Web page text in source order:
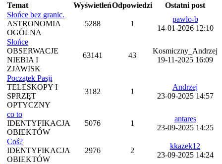
Temat WyświetleńOdpowiedzi
Ostatni post
Słońce bez granic.
ASTRONOMIA
OGÓLNA
5288 1
pawlo-b
14-01-2026 12:10
Słońce
OBSERWACJE
NIEBIA I
ZJAWISK
63141 43
Kosmiczny_Andrzej
19-11-2025 16:09
Początek Pasji
TELESKOPY I
SPRZĘT
OPTYCZNY
3182 1
Andrzej
23-09-2025 14:57
co to
IDENTYFIKACJA
OBIEKTÓW
5076 1
antares
23-09-2025 14:25
Coś?
IDENTYFIKACJA
OBIEKTÓW
2976 2
kkazek12
23-09-2025 14:24